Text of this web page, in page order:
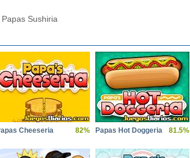
Papas Sushiria
Cheeseria 82% Papas Hot Doggeria 81.5%